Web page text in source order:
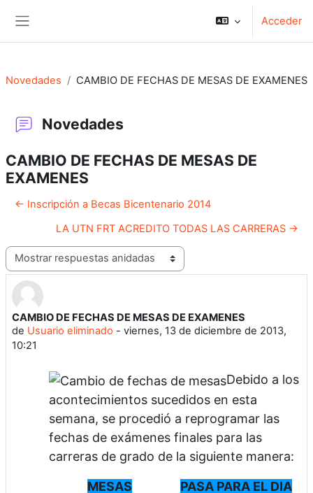
Acceder
Novedades CAMBIO DE FECHAS DE MESAS DE EXAMENES
Novedades
CAMBIO DE FECHAS DE MESAS DE
EXAMENES
← Inscripción a Becas Bicentenario 2014
LA UTN FRT ACREDITO TODAS LAS CARRERAS →
Mostrar modo
CAMBIO DE FECHAS DE MESAS DE EXAMENES
de Usuario eliminado - viernes, 13 de diciembre de 2013,
10:21
Número de respuestas: 0
Debido a los
acontecimientos sucedidos en esta
semana, se procedió a reprogramar las
fechas de exámenes finales para las
carreras de grado de la siguiente manera:
MESAS PASA PARA EL DIA